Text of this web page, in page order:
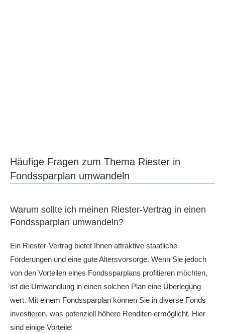
Häufige Fragen zum Thema Riester in
Fondssparplan umwandeln
Warum sollte ich meinen Riester-Vertrag in einen
Fondssparplan umwandeln?
Ein Riester-Vertrag bietet Ihnen attraktive staatliche
Förderungen und eine gute Altersvorsorge. Wenn Sie jedoch
von den Vorteilen eines Fondssparplans profitieren möchten,
ist die Umwandlung in einen solchen Plan eine Überlegung
wert. Mit einem Fondssparplan können Sie in diverse Fonds
investieren, was potenziell höhere Renditen ermöglicht. Hier
sind einige Vorteile: